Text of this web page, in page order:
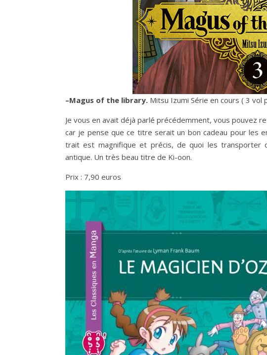
–Magus of the library. Mitsu Izumi Série en cours ( 3 vol
Je vous en avait déjà parlé précédemment, vous pouvez
car je pense que ce titre serait un bon cadeau pour les
trait est magnifique et précis, de quoi les transporter
antique. Un très beau titre de Ki-oon.
Prix : 7,90 euros